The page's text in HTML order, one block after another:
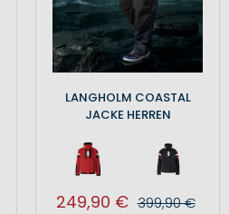
LANGHOLM COASTAL
JACKE HERREN
249,90 € 399,90 €